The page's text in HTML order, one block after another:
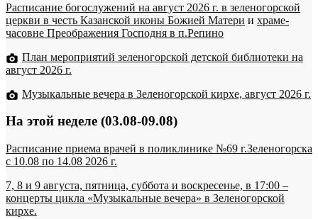
Расписание богослужений на август 2026 г. в зеленогорской
церкви в честь Казанской иконы Божией Матери и храме-
часовне Преображения Господня в п.Репино
План мероприятий зеленогорской детской библиотеки на
август 2026 г.
Музыкальные вечера в Зеленогорской кирхе, август 2026 г.
На этой неделе (03.08-09.08)
Расписание приема врачей в поликлинике №69 г.Зеленогорска
c 10.08 по 14.08 2026 г.
7, 8 и 9 августа, пятница, суббота и воскресенье, в 17:00 –
концерты цикла «Музыкальные вечера» в Зеленогорской
кирхе.